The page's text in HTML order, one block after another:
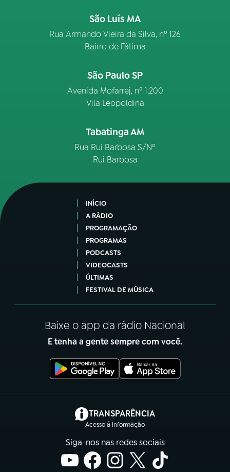
São Luís MA
Rua Armando Vieira da Silva, nº 126
Bairro de Fátima
São Paulo SP
Avenida Mofarrej, nº 1.200
Vila Leopoldina
Tabatinga AM
Rua Rui Barbosa S/Nº
Rui Barbosa
INÍCIO
A RÁDIO
PROGRAMAÇÃO
PROGRAMAS
PODCASTS
VIDEOCASTS
ÚLTIMAS
FESTIVAL DE MÚSICA
Baixe o app da rádio Nacional
E tenha a gente sempre com você.
TRANSPARÊNCIA
Acesso à Informação
(abre em nova aba)
Siga-nos nas redes sociais